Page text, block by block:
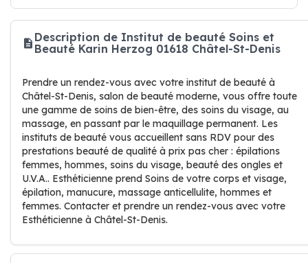
Description de Institut de beauté Soins et
Beauté Karin Herzog 01618 Châtel-St-Denis
Prendre un rendez-vous avec votre institut de beauté à
Châtel-St-Denis, salon de beauté moderne, vous offre toute
une gamme de soins de bien-être, des soins du visage, au
massage, en passant par le maquillage permanent. Les
instituts de beauté vous accueillent sans RDV pour des
prestations beauté de qualité à prix pas cher : épilations
femmes, hommes, soins du visage, beauté des ongles et
U.V.A.. Esthéticienne prend Soins de votre corps et visage,
épilation, manucure, massage anticellulite, hommes et
femmes. Contacter et prendre un rendez-vous avec votre
Esthéticienne à Châtel-St-Denis.